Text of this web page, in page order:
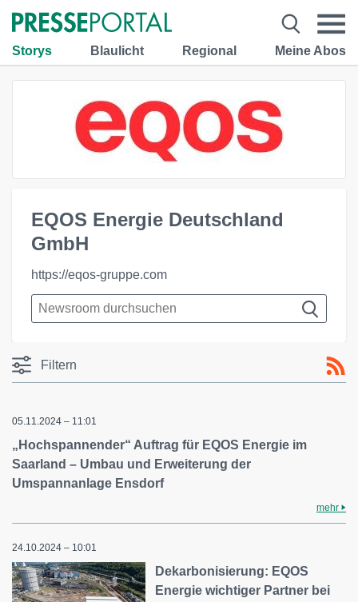
Storys Blaulicht Regional Meine Abos
EQOS Energie Deutschland
GmbH
https://eqos-gruppe.com
Filtern
05.11.2024 – 11:01
„Hochspannender“ Auftrag für EQOS Energie im
Saarland – Umbau und Erweiterung der
Umspannanlage Ensdorf
mehr
24.10.2024 – 10:01
Dekarbonisierung: EQOS
Energie wichtiger Partner bei